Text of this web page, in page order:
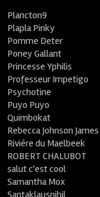
Plancton9
Plapla Pinky
Pomme Deter
Poney Gallant
Princesse Yphilis
Professeur Impetigo
Psychotine
Puyo Puyo
Quimbokat
Rebecca Johnson James
Rivière du Maelbeek
ROBERT CHALUBOT
salut c'est cool
Samantha Mox
Santaklausnihil